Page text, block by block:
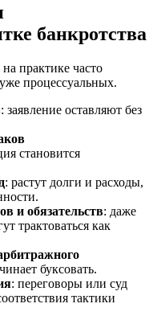
банкротства
практике часто
процессуальных.
: заявление оставляют без
становится
: растут долги и расходы,
и обязательств: даже
трактоваться как
буксовать.
: переговоры или суд
тактики